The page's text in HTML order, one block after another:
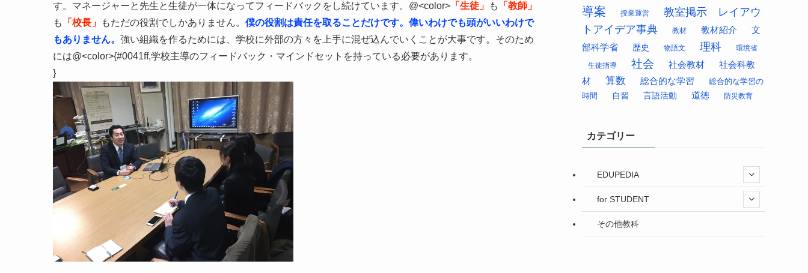
す。マネージャーと先生と生徒が一体になってフィードバックをし続けています。@<color> 「生徒」 も
「教師」
も
「校長」 もただの役割でしかありません。 僕の役割は責任を取ることだけです。偉いわけでも頭がいいわけで
もありません。 強い組織を作るためには、学校に外部の方々を上手に混ぜ込んでいくことが大事です。そのため
には@<color>{#0041ff,学校主導のフィードバック・マインドセットを持っている必要があります。
}
導案
授業運営
教室掲示 レイアウ
トアイデア事典
教材 教材紹介
文
部科学省
歴史 物語文 理科 環境省
生徒指導 社会 社会教材
社会科教
材
算数 総合的な学習
総合的な学習の
時間
自習 言語活動 道徳 防災教育
カテゴリー
EDUPEDIA
for STUDENT
その他教科